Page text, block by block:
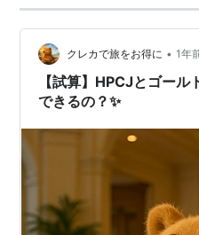
クレカで旅をお得に • 1年
【試算】HPCJとゴー
できるの？✨